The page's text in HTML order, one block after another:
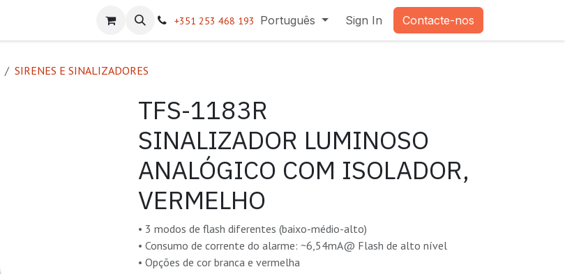
Helpdesk +351 253 468 193 Português Sign In Contacte-nos
SIRENES E SINALIZADORES
TFS-1183R
SINALIZADOR LUMINOSO
ANALÓGICO COM ISOLADOR,
VERMELHO
• 3 modos de flash diferentes (baixo-médio-alto)
• Consumo de corrente do alarme: ~6,54mA@ Flash de alto nível
• Opções de cor branca e vermelha